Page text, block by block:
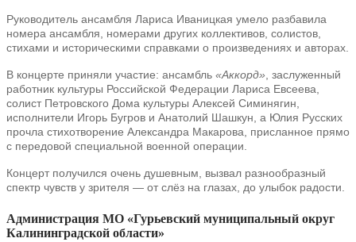
Руководитель ансамбля Лариса Иваницкая умело разбавила
номера ансамбля, номерами других коллективов, солистов,
стихами и историческими справками о произведениях и авторах.
В концерте приняли участие: ансамбль «Аккорд», заслуженный
работник культуры Российской Федерации Лариса Евсеева,
солист Петровского Дома культуры Алексей Симинягин,
исполнители Игорь Бугров и Анатолий Шашкун, а Юлия Русских
прочла стихотворение Александра Макарова, присланное прямо
с передовой специальной военной операции.
Концерт получился очень душевным, вызвал разнообразный
спектр чувств у зрителя — от слëз на глазах, до улыбок радости.
Администрация МО «Гурьевский муниципальный округ
Калининградской области»